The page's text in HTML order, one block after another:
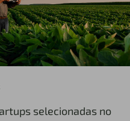
selecionadas no